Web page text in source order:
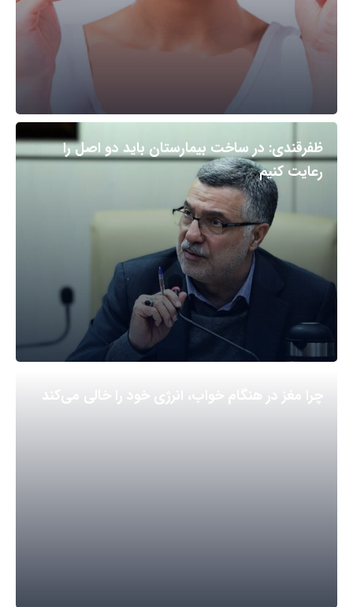
ظفرقندی: در ساخت بیمارستان باید دو اصل را
رعایت کنیم
چرا مغز در هنگام خواب، انرژی خود را خالی می‌کند